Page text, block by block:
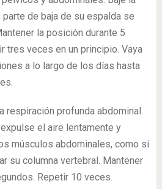
de baja de su espalda se
la posición durante 5
tres veces en un principio. Vaya
a lo largo de los días hasta
respiración profunda abdominal.
el aire lentamente y
músculos abdominales, como si
su columna vertebral. Mantener
Repetir 10 veces.